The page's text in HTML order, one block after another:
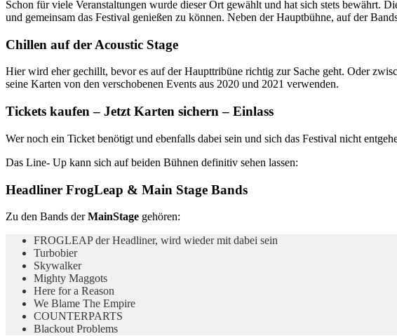
Schon für viele Veranstaltungen wurde dieser Ort gewählt und hat sich stets bewährt.
und gemeinsam das Festival genießen zu können. Neben der Hauptbühne, auf der
Chillen auf der Acoustic Stage
Hier wird eher gechillt, bevor es auf der Haupttribüne richtig zur Sache geht. Oder
seine Karten von den verschobenen Events aus 2020 und 2021 verwenden.
Tickets kaufen – Jetzt Karten sichern – Einlass
Wer noch ein Ticket benötigt und ebenfalls dabei sein und sich das Festival nicht
Das Line- Up kann sich auf beiden Bühnen definitiv sehen lassen:
Headliner FrogLeap & Main Stage Bands
Zu den Bands derMainStage gehören:
FROGLEAP der Headliner, wird wieder mit dabei sein
Turbobier
Skywalker
Mighty Maggots
Here for a Reason
We Blame The Empire
COUNTERPARTS
Blackout Problems